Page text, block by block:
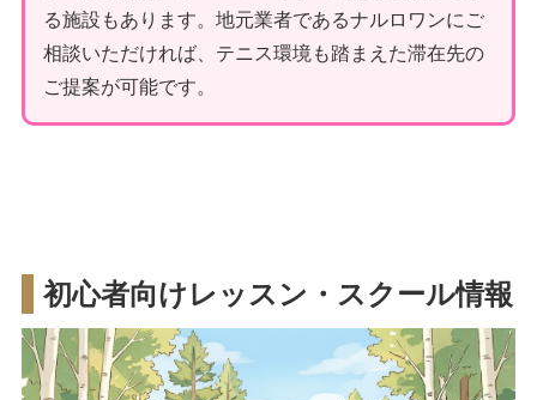
る施設もあります。地元業者であるナルロワンにご
相談いただければ、テニス環境も踏まえた滞在先の
ご提案が可能です。
初心者向けレッスン・スクール情報